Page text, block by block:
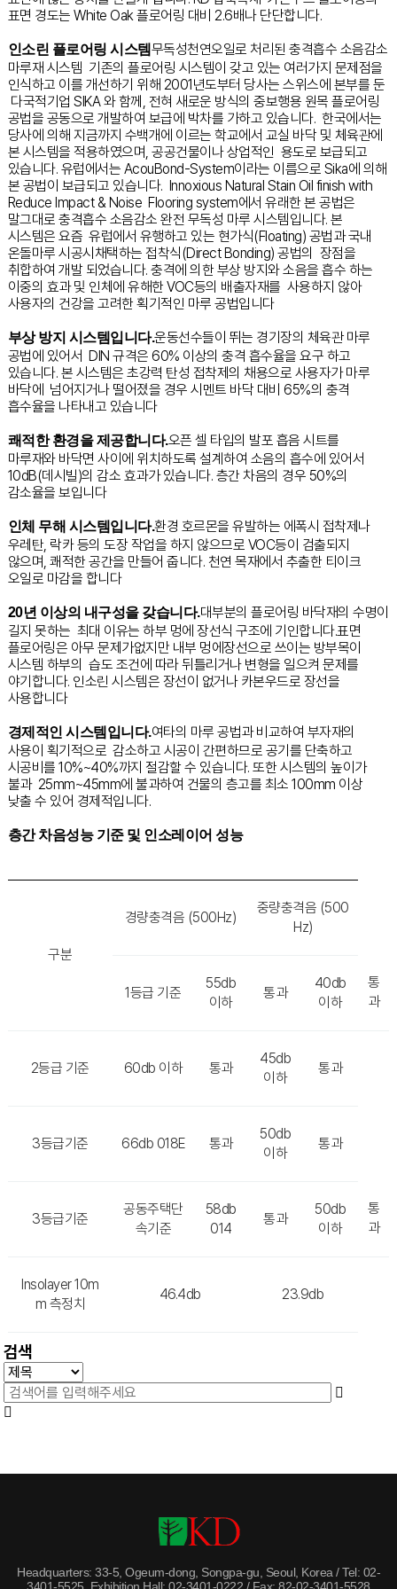
표면 경도는 White Oak 플로어링 대비 2.6배나 단단합니다.
인소린 플로어링 시스템무독성천연오일로 처리된 충격흡수 소음감소
마루재 시스템 기존의 플로어링 시스템이 갖고 있는 여러가지 문제점을
인식하고 이를 개선하기 위해 2001년도부터 당사는 스위스에 본부를 둔
다국적기업 SIKA 와 함께, 전혀 새로운 방식의 중보행용 원목 플로어링
공법을 공동으로 개발하여 보급에 박차를 가하고 있습니다. 한국에서는
당사에 의해 지금까지 수백개에 이르는 학교에서 교실 바닥 및 체육관에
본 시스템을 적용하였으며, 공공건물이나 상업적인 용도로 보급되고
있습니다. 유럽에서는 AcouBond-System이라는 이름으로 Sika에 의해
본 공법이 보급되고 있습니다. Innoxious Natural Stain Oil finish with
Reduce Impact & Noise Flooring system에서 유래한 본 공법은
말그대로 충격흡수 소음감소 완전 무독성 마루 시스템입니다. 본
시스템은 요즘 유럽에서 유행하고 있는 현가식(Floating) 공법과 국내
온돌마루 시공시채택하는 접착식(Direct Bonding) 공법의 장점을
취합하여 개발 되었습니다. 충격에 의한 부상 방지와 소음을 흡수 하는
이중의 효과 및 인체에 유해한 VOC등의 배출자재를 사용하지 않아
사용자의 건강을 고려한 획기적인 마루 공법입니다
부상 방지 시스템입니다.운동선수들이 뛰는 경기장의 체육관 마루
공법에 있어서 DIN 규격은 60% 이상의 충격 흡수율을 요구 하고
있습니다. 본 시스템은 초강력 탄성 접착제의 채용으로 사용자가 마루
바닥에 넘어지거나 떨어졌을 경우 시멘트 바닥 대비 65%의 충격
흡수율을 나타내고 있습니다
쾌적한 환경을 제공합니다.오픈 셀 타입의 발포 흡음 시트를
마루재와 바닥면 사이에 위치하도록 설계하여 소음의 흡수에 있어서
10dB(데시빌)의 감소 효과가 있습니다. 층간 차음의 경우 50%의
감소율을 보입니다
인체 무해 시스템입니다.환경 호르몬을 유발하는 에폭시 접착제나
우레탄, 락카 등의 도장 작업을 하지 않으므로 VOC등이 검출되지
않으며, 쾌적한 공간을 만들어 줍니다. 천연 목재에서 추출한 티이크
오일로 마감을 합니다
20년 이상의 내구성을 갖습니다.대부분의 플로어링 바닥재의 수명이
길지 못하는 최대 이유는 하부 멍에 장선식 구조에 기인합니다.표면
플로어링은 아무 문제가없지만 내부 멍에장선으로 쓰이는 방부목이
시스템 하부의 습도 조건에 따라 뒤틀리거나 변형을 일으켜 문제를
야기합니다. 인소린 시스템은 장선이 없거나 카본우드로 장선을
사용합니다
경제적인 시스템입니다.여타의 마루 공법과 비교하여 부자재의
사용이 획기적으로 감소하고 시공이 간편하므로 공기를 단축하고
시공비를 10%~40%까지 절감할 수 있습니다. 또한 시스템의 높이가
불과 25mm~45mm에 불과하여 건물의 층고를 최소 100mm 이상
낮출 수 있어 경제적입니다.
층간 차음성능 기준 및 인소레이어 성능
구분
경량충격음 (500Hz)
중량충격음 (500
Hz)
1등급 기준
55db
이하
통과
40db
이하
통
과
2등급 기준 60db 이하 통과
45db
이하
통과
3등급기준 66db 018E 통과
50db
이하
통과
3등급기준
공동주택단
속기준
58db
014
통과
50db
이하
통
과
Insolayer 10m
m 측정치
46.4db 23.9db
검색
Headquarters: 33-5, Ogeum-dong, Songpa-gu, Seoul, Korea / Tel: 02-